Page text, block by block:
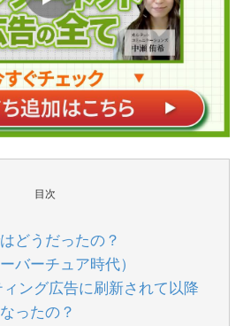
目次
どうだったの？
バーチュア時代）
ング広告に刷新されて以降
ったの？